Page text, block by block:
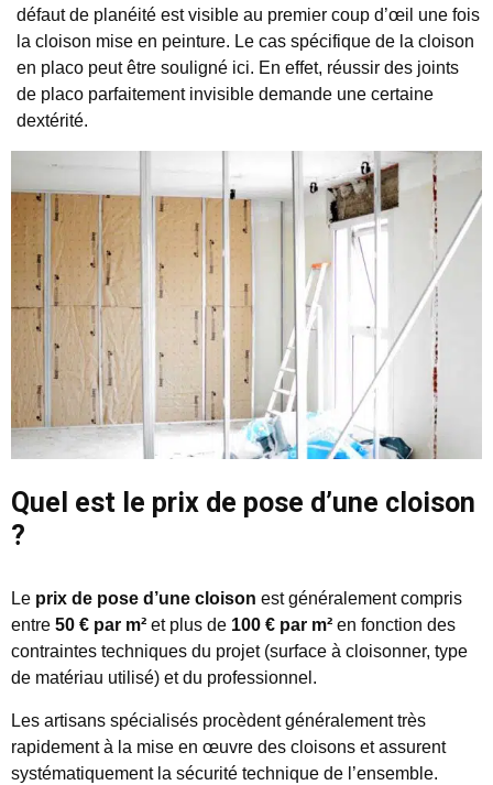
défaut de planéité est visible au premier coup d’œil une fois
la cloison mise en peinture. Le cas spécifique de la cloison
en placo peut être souligné ici. En effet, réussir des joints
de placo parfaitement invisible demande une certaine
dextérité.
Quel est le prix de pose d’une cloison
?
Le prix de pose d’une cloison est généralement compris
entre 50 € par m² et plus de 100 € par m² en fonction des
contraintes techniques du projet (surface à cloisonner, type
de matériau utilisé) et du professionnel.
Les artisans spécialisés procèdent généralement très
rapidement à la mise en œuvre des cloisons et assurent
systématiquement la sécurité technique de l’ensemble.